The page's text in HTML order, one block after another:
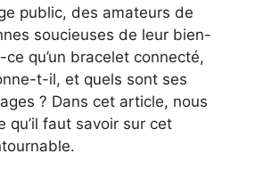
public, des amateurs de
soucieuses de leur bien-
ce qu’un bracelet connecté,
t-il, et quels sont ses
? Dans cet article, nous
qu’il faut savoir sur cet